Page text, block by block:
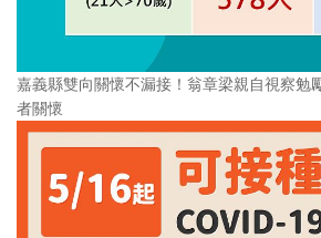
嘉義縣雙向關懷不漏接！翁章梁親自視察勉
者關懷